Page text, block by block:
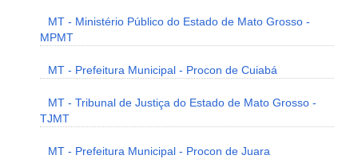
MT - Ministério Público do Estado de Mato Grosso -
MPMT
MT - Prefeitura Municipal - Procon de Cuiabá
MT - Tribunal de Justiça do Estado de Mato Grosso -
TJMT
MT - Prefeitura Municipal - Procon de Juara